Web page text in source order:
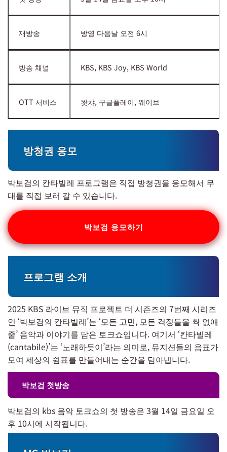
재방송 방영 다음날 오전 6시
방송 채널 KBS, KBS Joy, KBS World
OTT 서비스 왓챠, 구글플레이, 웨이브
방청권 응모
박보검의 칸타빌레 프로그램은 직접 방청권을 응모해서 무
대를 직접 보러 갈 수 있습니다.
박보검 응모하기
프로그램 소개
2025 KBS 라이브 뮤직 프로젝트 더 시즌즈의 7번째 시리즈
인 ‘박보검의 칸타빌레’는 ‘모든 고민, 모든 걱정들을 싹 없애
줄’ 음악과 이야기를 담은 토크쇼입니다. 여기서 ‘칸타빌레
(cantabile)’는 ‘노래하듯이’라는 의미로, 뮤지션들의 음표가
모여 세상의 쉼표를 만들어내는 순간을 담아냅니다.
박보검 첫방송
박보검의 kbs 음악 토크쇼의 첫 방송은 3월 14일 금요일 오
후 10시에 시작됩니다.